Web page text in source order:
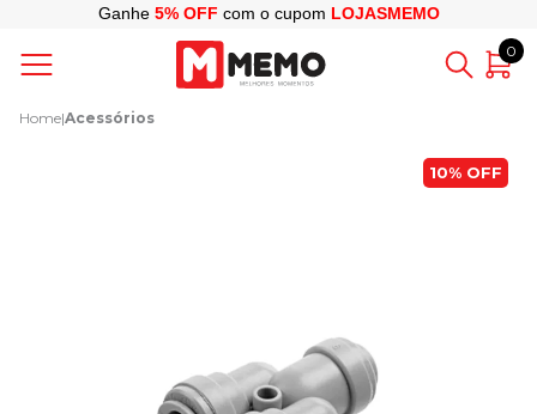
Ganhe 5% OFF com o cupom LOJASMEMO
0
Home|Acessórios
10%